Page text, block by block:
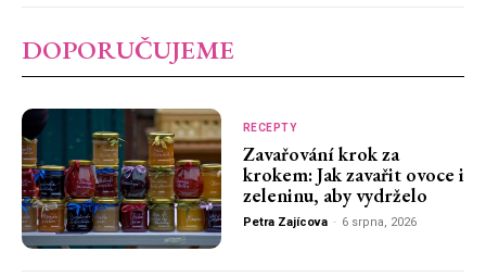
DOPORUČUJEME
RECEPTY
Zavařování krok za
krokem: Jak zavařit ovoce i
zeleninu, aby vydrželo
Petra Zajícova - 6 srpna, 2026